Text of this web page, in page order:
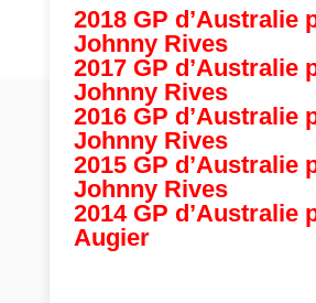
2018 GP d’Australie
Johnny Rives
2017 GP d’Australie
Johnny Rives
2016 GP d’Australie
Johnny Rives
2015 GP d’Australie
Johnny Rives
2014 GP d’Australie
Augier